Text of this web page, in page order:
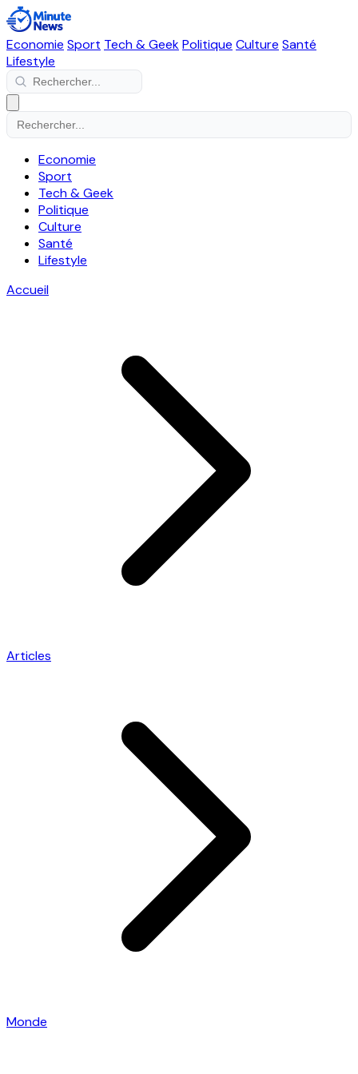
Economie Sport Tech & GeekPolitique Culture Santé
Lifestyle
Economie
Sport
Tech & Geek
Politique
Culture
Santé
Lifestyle
Accueil
Articles
Monde